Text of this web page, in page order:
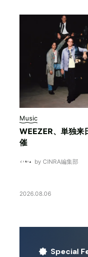
Music
WEEZER、単独来
催
by CINRA編集部
2026.08.06
Special